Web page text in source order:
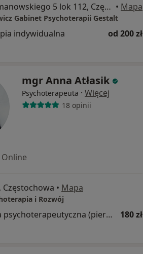
Karola Szymanowskiego 5 lok 112, Częstochowa • Mapa
Gabinet Psychoterapii Gestalt
indywidualna od 200 zł
mgr Anna Atłasik
Psychoterapeuta · Więcej
18 opinii
Online
Częstochowa • Mapa
i Rozwój
Konsultacja psychoterapeutyczna (pierwsza wizyta) 180 zł